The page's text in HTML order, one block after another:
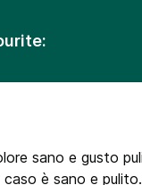
sano e gusto
caso è sano e